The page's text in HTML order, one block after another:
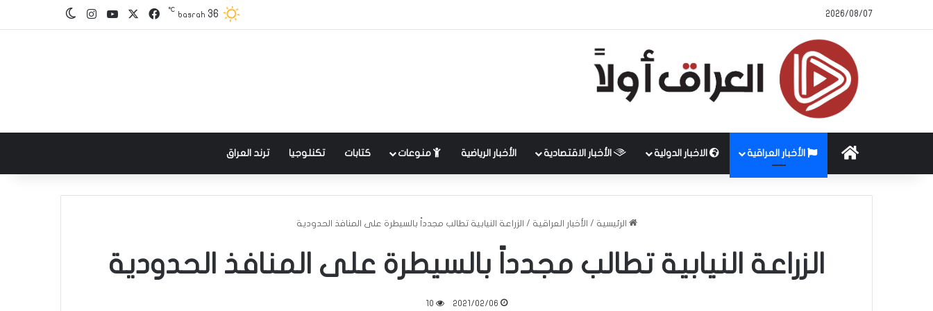
2026/08/07
basrah 36
℃ فيسبوك‫YouTube
انستقرامالوضع المظلم
الرئيسية الأخبار العراقية الاخبار الدولية الأخبار الاقتصادية الأخبار الرياضية منوعات كتابات تكنلوجيا ترند العراق
الرئيسية / الأخبار العراقية / الزراعة النيابية تطالب مجدداً بالسيطرة على المنافذ الحدودية
الزراعة النيابية تطالب مجدداً بالسيطرة على المنافذ الحدودية
2021/02/06
10